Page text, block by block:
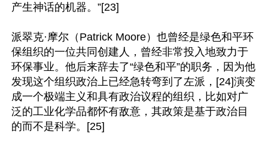
产生神话的机器。”[23]
派翠克·摩尔（Patrick Moore）也曾经是绿色和平环
保组织的一位共同创建人，曾经非常投入地致力于
环保事业。他后来辞去了“绿色和平”的职务，因为他
发现这个组织政治上已经急转弯到了左派，[24]演变
成一个极端主义和具有政治议程的组织，比如对广
泛的工业化学品都怀有敌意，其政策是基于政治目
的而不是科学。[25]